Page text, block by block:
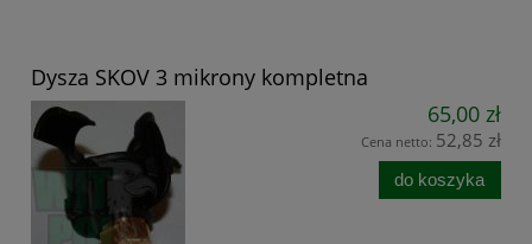
Dysza SKOV 3 mikrony kompletna
65,00 zł
Cena netto: 52,85 zł
do koszyka